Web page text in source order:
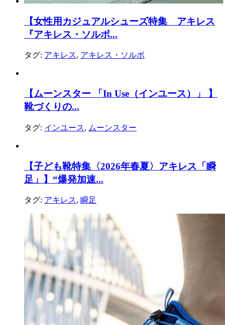
【女性用カジュアルシューズ特集 アキレス
『アキレス・ソルボ...
タグ: アキレス, アキレス・ソルボ
【ムーンスター 「In Use（インユース）」 】
靴づくりの...
タグ: インユース, ムーンスター
【子ども靴特集〈2026年春夏〉アキレス「瞬
足」】“爆発加速...
タグ: アキレス, 瞬足